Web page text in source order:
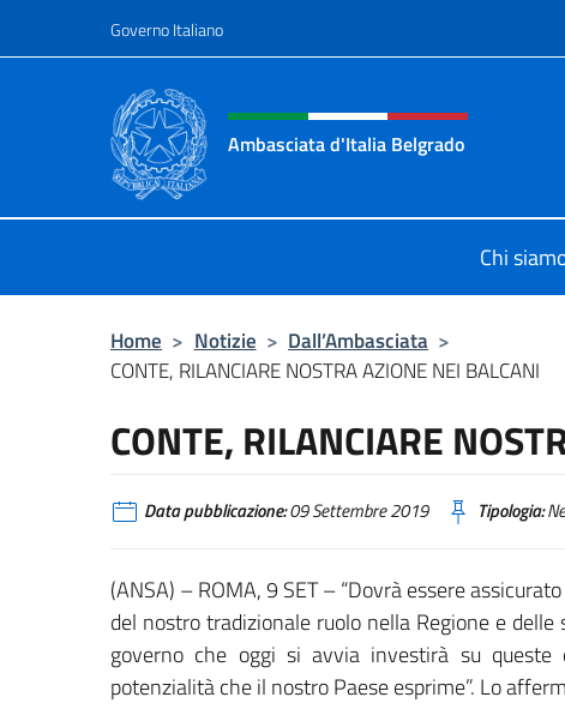
Governo Italiano
Intestazione sito, social e
Ambasciata d'Italia Belgrado
Chi
Home > Notizie > Dall’Ambasciata >
CONTE, RILANCIARE NOSTRA AZIONE NEI BALCANI
CONTE, RILANCIARE
Data pubblicazione:09 Settembre 2019 Tipologia:
(ANSA) – ROMA, 9 SET – “Dovrà essere
del nostro tradizionale ruolo nella Regione e
governo che oggi si avvia investirà su
potenzialità che il nostro Paese esprime”. Lo